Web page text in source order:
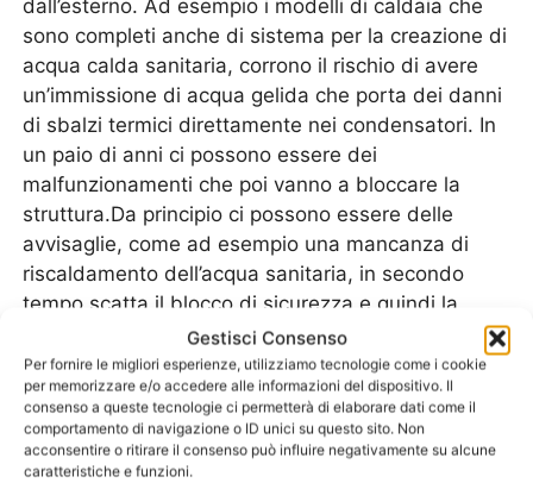
Gestisci Consenso
Per fornire le migliori esperienze, utilizziamo tecnologie come i cookie
per memorizzare e/o accedere alle informazioni del dispositivo. Il
consenso a queste tecnologie ci permetterà di elaborare dati come il
comportamento di navigazione o ID unici su questo sito. Non
acconsentire o ritirare il consenso può influire negativamente su alcune
caratteristiche e funzioni.
dall’esterno. Ad esempio i modelli di caldaia che
sono completi anche di sistema per la creazione di
acqua calda sanitaria, corrono il rischio di avere
un’immissione di acqua gelida che porta dei danni
di sbalzi termici direttamente nei condensatori. In
un paio di anni ci possono essere dei
malfunzionamenti che poi vanno a bloccare la
struttura.Da principio ci possono essere delle
avvisaglie, come ad esempio una mancanza di
riscaldamento dell’acqua sanitaria, in secondo
tempo scatta il blocco di sicurezza e quindi la
caldaia si blocca.Spesso ilPronto Intervento
Caldaie Ferroli Brioscointerviene proprio perché
l’impianto di riscaldamento si è bloccato e non
funziona più. Per riuscire a riaccenderlo occorre
che ci sia un tecnico che effettui le manutenzioni
di controllo e poi va a sbloccare con la digitazione